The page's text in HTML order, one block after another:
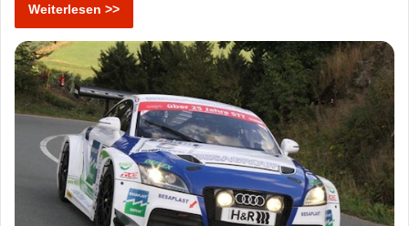
Weiterlesen >>